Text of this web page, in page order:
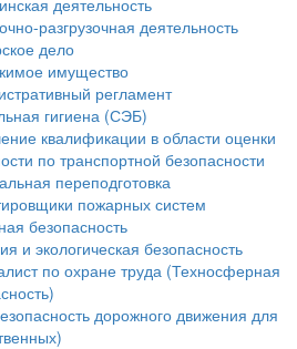
разгрузочная деятельность
дело
имущество
регламент
гигиена (СЭБ)
квалификации в области оценки
по транспортной безопасности
переподготовка
пожарных систем
безопасность
и экологическая безопасность
по охране труда (Техносферная
дорожного движения для